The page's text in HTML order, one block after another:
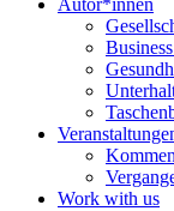
Autor*innen
Work with us